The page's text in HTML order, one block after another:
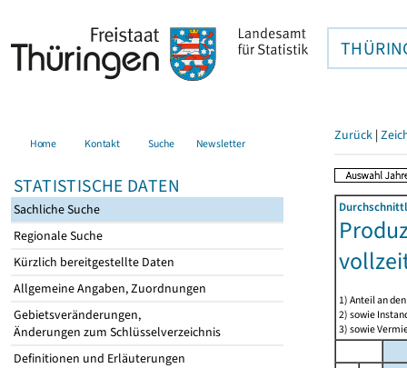
Home Kontakt Suche Newsletter
STATISTISCHE DATEN
Sachliche Suche
Regionale Suche
Kürzlich bereitgestellte Daten
Allgemeine Angaben, Zuordnungen
Gebietsveränderungen,
Änderungen zum Schlüsselverzeichnis
Definitionen und Erläuterungen
Zurück |
1) Anteil an
2) sowie
3) sowie